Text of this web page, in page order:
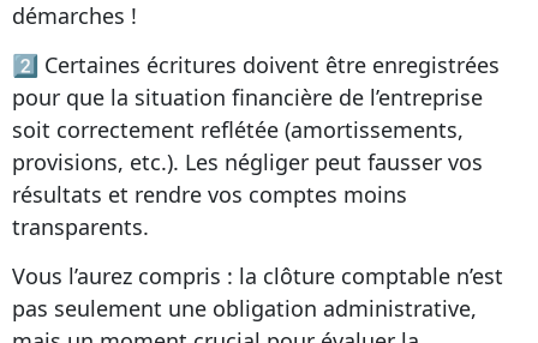
démarches !
2⃣ Certaines écritures doivent être enregistrées
pour que la situation financière de l’entreprise
soit correctement reflétée (amortissements,
provisions, etc.). Les négliger peut fausser vos
résultats et rendre vos comptes moins
transparents.
Vous l’aurez compris : la clôture comptable n’est
pas seulement une obligation administrative,